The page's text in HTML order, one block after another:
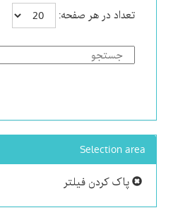
تعداد در هر صفحه:
Selection area
پاک کردن فیلتر